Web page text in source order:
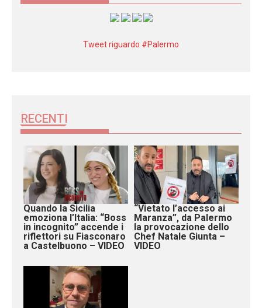
Tweet riguardo #Palermo
RECENTI
Quando la Sicilia
emoziona l’Italia: “Boss
in incognito” accende i
riflettori su Fiasconaro
a Castelbuono – VIDEO
“Vietato l’accesso ai
Maranza”, da Palermo
la provocazione dello
Chef Natale Giunta –
VIDEO